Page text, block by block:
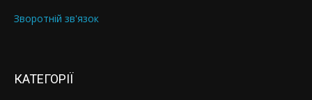
Зворотній зв'язок
КАТЕГОРІЇ